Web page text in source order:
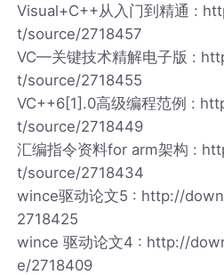
Visual+C++从入门到精通 :
t/source/2718457
VC—关键技术精解电子版 :
t/source/2718455
VC++6[1].0高级编程范例 :
t/source/2718449
汇编指令资料for arm架构 :
t/source/2718434
wince驱动论文5 : http://
2718425
wince 驱动论文4 : http://
e/2718409